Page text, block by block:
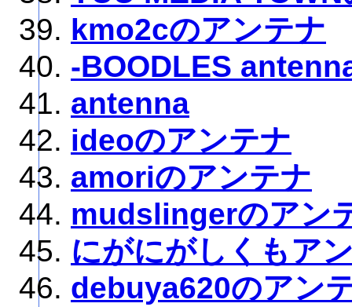
kmo2cのアンテナ
-BOODLES
antenna
ideoのアンテナ
amoriのアンテナ
mudslingerのアン
にがにがしくもア
debuya620のアン